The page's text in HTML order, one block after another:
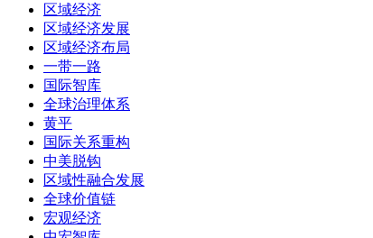
区域经济
区域经济发展
区域经济布局
一带一路
国际智库
全球治理体系
黄平
国际关系重构
中美脱钩
区域性融合发展
全球价值链
宏观经济